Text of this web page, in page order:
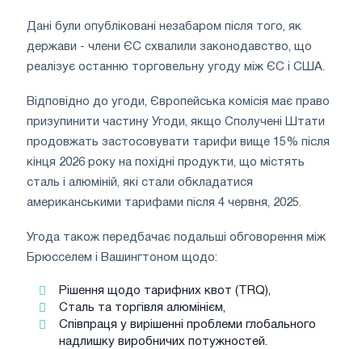
Дані були опубліковані незабаром після того, як
держави - члени ЄС схвалили законодавство, що
реалізує останню торговельну угоду між ЄС і США.
Відповідно до угоди, Європейська комісія має право
призупинити частину Угоди, якщо Сполучені Штати
продовжать застосовувати тарифи вище 15% після
кінця 2026 року на похідні продукти, що містять
сталь і алюміній, які стали обкладатися
американськими тарифами після 4 червня, 2025.
Угода також передбачає подальші обговорення між
Брюсселем і Вашингтоном щодо:
Рішення щодо тарифних квот (TRQ),
Сталь та торгівля алюмінієм,
Співпраця у вирішенні проблеми глобального
надлишку виробничих потужностей.